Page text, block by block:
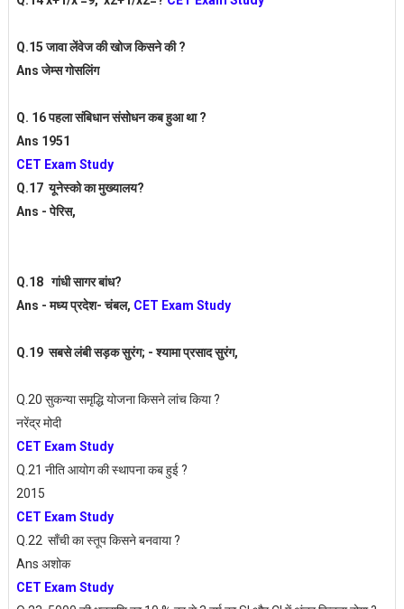
Q.15 जावा लेंवेज की खोज किसने की ?
Ans जेम्स गोसलिंग
Q. 16 पहला संबिधान संसोधन कब हुआ था ?
Ans 1951
CET Exam Study
Q.17 यूनेस्को का मुख्यालय?
Ans - पेरिस,
Q.18 गांधी सागर बांध?
Ans - मध्य प्रदेश- चंबल, CET Exam Study
Q.19 सबसे लंबी सड़क सुरंग; - श्यामा प्रसाद सुरंग,
Q.20 सुकन्या समृद्धि योजना किसने लांच किया ?
नरेंद्र मोदी
CET Exam Study
Q.21 नीति आयोग की स्थापना कब हुई ?
2015
CET Exam Study
Q.22 साँची का स्तूप किसने बनवाया ?
Ans अशोक
CET Exam Study